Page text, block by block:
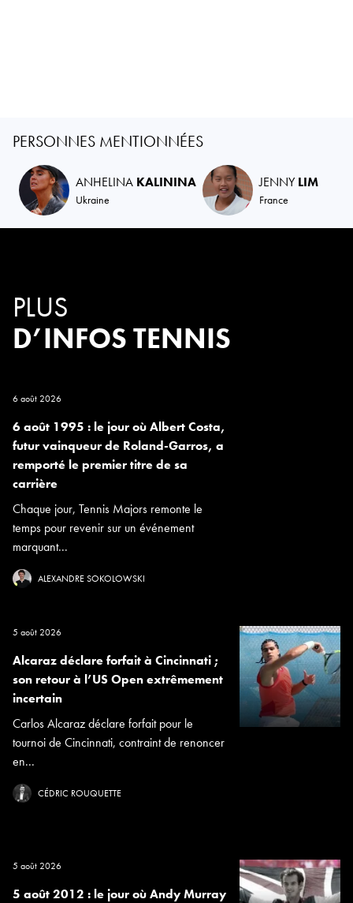
PERSONNES MENTIONNÉES
ANHELINA KALININA
Ukraine
JENNYLIM
France
PLUS
D’INFOS TENNIS
6 août 2026
6 août 1995 : le jour où Albert Costa,
futur vainqueur de Roland-Garros, a
remporté le premier titre de sa
carrière
Chaque jour, Tennis Majors remonte le
temps pour revenir sur un événement
marquant...
ALEXANDRE SOKOLOWSKI
5 août 2026
Alcaraz déclare forfait à Cincinnati ;
son retour à l’US Open extrêmement
incertain
Carlos Alcaraz déclare forfait pour le
tournoi de Cincinnati, contraint de renoncer
en...
CÉDRIC ROUQUETTE
5 août 2026
5 août 2012 : le jour où Andy Murray